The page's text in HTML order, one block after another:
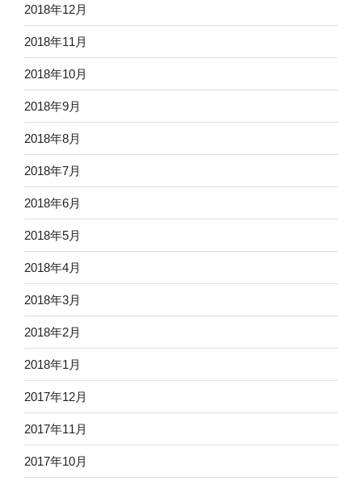
2018年12月
2018年11月
2018年10月
2018年9月
2018年8月
2018年7月
2018年6月
2018年5月
2018年4月
2018年3月
2018年2月
2018年1月
2017年12月
2017年11月
2017年10月